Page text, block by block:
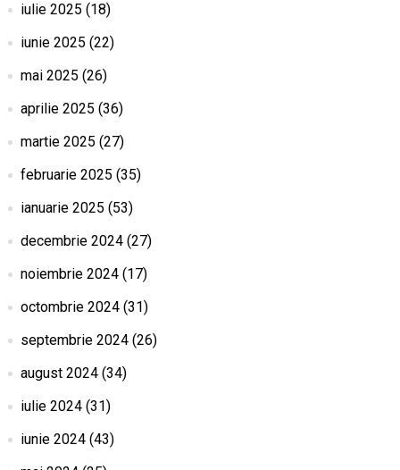
iulie 2025 (18)
iunie 2025 (22)
mai 2025 (26)
aprilie 2025 (36)
martie 2025 (27)
februarie 2025 (35)
ianuarie 2025 (53)
decembrie 2024(27)
noiembrie 2024(17)
octombrie 2024(31)
septembrie 2024(26)
august 2024(34)
iulie 2024(31)
iunie 2024(43)